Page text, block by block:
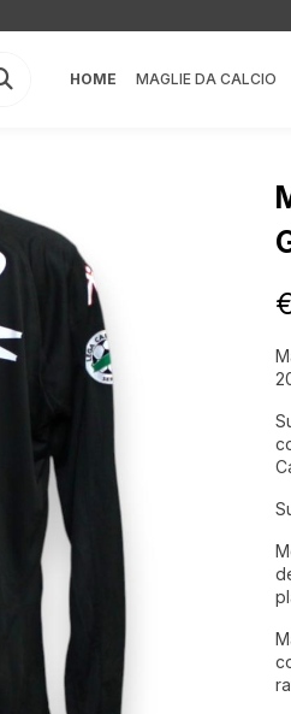
HOME MAGLIE DA CALCIO